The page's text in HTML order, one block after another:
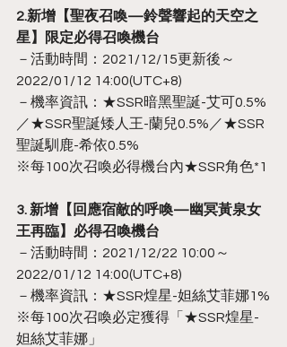
2.新增【聖夜召喚—鈴聲響起的天空之
星】限定必得召喚機台
－活動時間：2021/12/15更新後～
2022/01/12 14:00(UTC+8)
－機率資訊：★SSR暗黑聖誕-艾可0.5%
／★SSR聖誕矮人王-蘭兒0.5%／★SSR
聖誕馴鹿-希依0.5%
※每100次召喚必得機台內★SSR角色*1
3. 新增【回應宿敵的呼喚—幽冥黃泉女
王再臨】必得召喚機台
－活動時間：2021/12/22 10:00～
2022/01/12 14:00(UTC+8)
－機率資訊：★SSR煌星-妲絲艾菲娜1%
※每100次召喚必定獲得「★SSR煌星-
妲絲艾菲娜」